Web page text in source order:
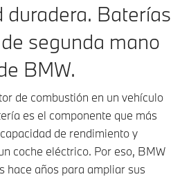
duradera. Baterías
segunda mano
BMW.
de combustión en un vehículo
es el componente que más
de rendimiento y
coche eléctrico. Por eso, BMW
hace años para ampliar sus